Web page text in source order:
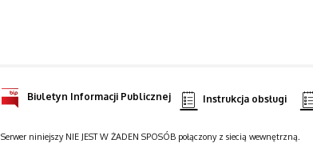
Biuletyn Informacji Publicznej Instrukcja obsługi
Serwer niniejszy NIE JEST W ŻADEN SPOSÓB połączony z siecią wewnętrzną.